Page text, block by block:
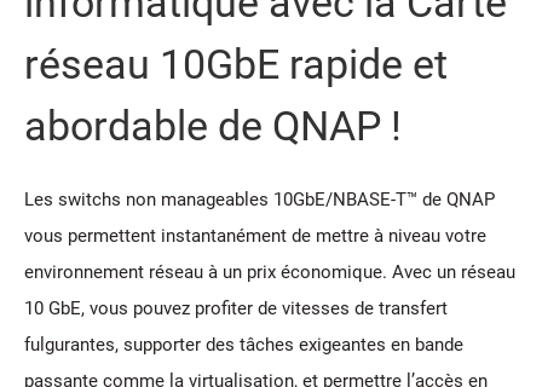
réseau 10GbE rapide et
abordable de QNAP !
Les switchs non manageables 10GbE/NBASE-T™ de QNAP
vous permettent instantanément de mettre à niveau votre
environnement réseau à un prix économique. Avec un réseau
10 GbE, vous pouvez profiter de vitesses de transfert
fulgurantes, supporter des tâches exigeantes en bande
passante comme la virtualisation, et permettre l’accès en